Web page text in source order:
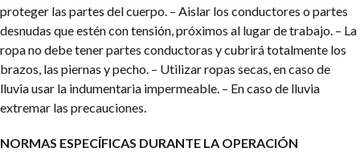
proteger las partes del cuerpo. – Aislar los conductores o partes
desnudas que estén con tensión, próximos al lugar de trabajo. – La
ropa no debe tener partes conductoras y cubrirá totalmente los
brazos, las piernas y pecho. – Utilizar ropas secas, en caso de
lluvia usar la indumentaria impermeable. – En caso de lluvia
extremar las precauciones.
NORMAS ESPECÍFICAS DURANTE LA OPERACIÓN